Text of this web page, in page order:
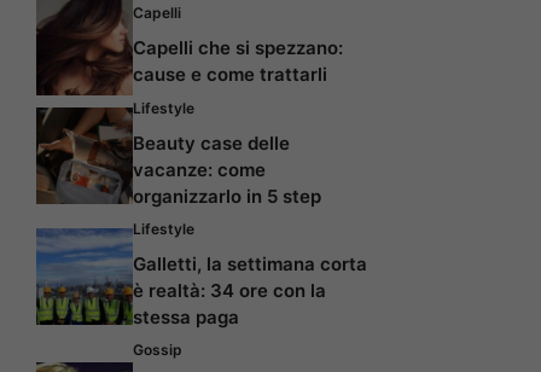
Capelli
Capelli che si spezzano:
cause e come trattarli
Lifestyle
Beauty case delle
vacanze: come
organizzarlo in 5 step
Lifestyle
Galletti, la settimana corta
è realtà: 34 ore con la
stessa paga
Gossip